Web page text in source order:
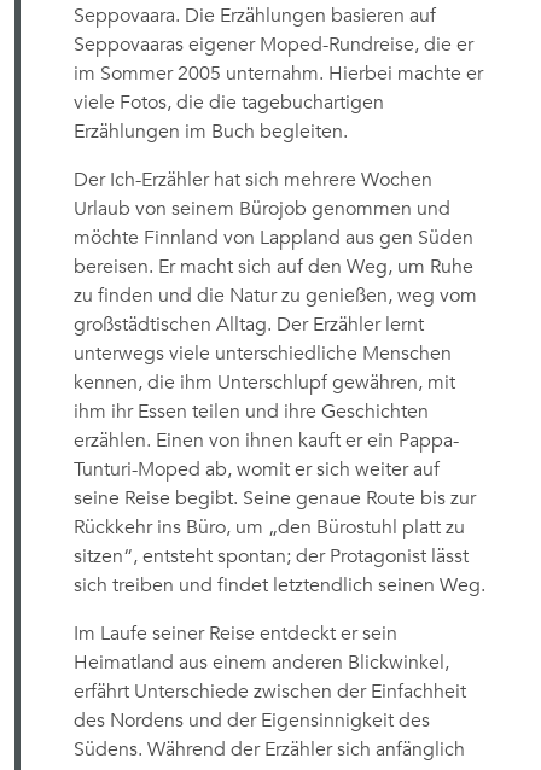
Seppovaara. Die Erzählungen basieren auf
Seppovaaras eigener Moped-Rundreise, die er
im Sommer 2005 unternahm. Hierbei machte er
viele Fotos, die die tagebuchartigen
Erzählungen im Buch begleiten.
Der Ich-Erzähler hat sich mehrere Wochen
Urlaub von seinem Bürojob genommen und
möchte Finnland von Lappland aus gen Süden
bereisen. Er macht sich auf den Weg, um Ruhe
zu finden und die Natur zu genießen, weg vom
großstädtischen Alltag. Der Erzähler lernt
unterwegs viele unterschiedliche Menschen
kennen, die ihm Unterschlupf gewähren, mit
ihm ihr Essen teilen und ihre Geschichten
erzählen. Einen von ihnen kauft er ein Pappa-
Tunturi-Moped ab, womit er sich weiter auf
seine Reise begibt. Seine genaue Route bis zur
Rückkehr ins Büro, um „den Bürostuhl platt zu
sitzen“, entsteht spontan; der Protagonist lässt
sich treiben und findet letztendlich seinen Weg.
Im Laufe seiner Reise entdeckt er sein
Heimatland aus einem anderen Blickwinkel,
erfährt Unterschiede zwischen der Einfachheit
des Nordens und der Eigensinnigkeit des
Südens. Während der Erzähler sich anfänglich